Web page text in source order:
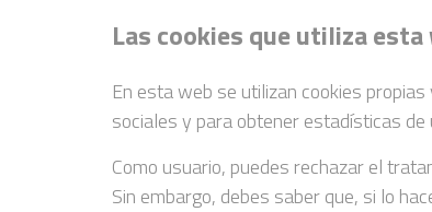
Las cookies que utiliza esta
En esta web se utilizan cookies
sociales y para obtener estadísticas de
Como usuario, puedes rechazar el
Sin embargo, debes saber que, si lo